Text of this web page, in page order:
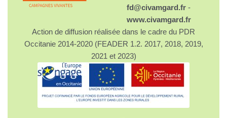
fd@civamgard.fr -
www.civamgard.fr
Action de diffusion réalisée dans le cadre du PDR
Occitanie 2014-2020 (FEADER 1.2. 2017, 2018, 2019,
2021 et 2023)